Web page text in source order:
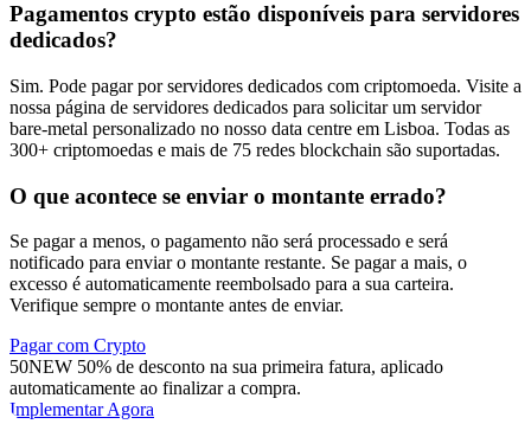
Pagamentos crypto estão disponíveis para servidores
dedicados?
Sim. Pode pagar por servidores dedicados com criptomoeda. Visite a
nossa página de servidores dedicados para solicitar um servidor
bare-metal personalizado no nosso data centre em Lisboa. Todas as
300+ criptomoedas e mais de 75 redes blockchain são suportadas.
O que acontece se enviar o montante errado?
Se pagar a menos, o pagamento não será processado e será
notificado para enviar o montante restante. Se pagar a mais, o
excesso é automaticamente reembolsado para a sua carteira.
Verifique sempre o montante antes de enviar.
Pagar com Crypto
50NEW 50% de desconto na sua primeira fatura, aplicado
automaticamente ao finalizar a compra.
Implementar Agora